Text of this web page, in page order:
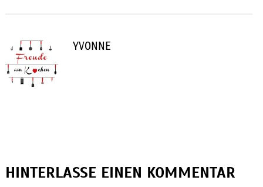
YVONNE
HINTERLASSE EINEN KOMMENTAR